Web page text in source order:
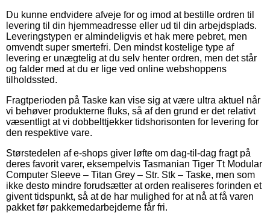
Du kunne endvidere afveje for og imod at bestille ordren til
levering til din hjemmeadresse eller ud til din arbejdsplads.
Leveringstypen er almindeligvis et hak mere pebret, men
omvendt super smertefri. Den mindst kostelige type af
levering er unægtelig at du selv henter ordren, men det står
og falder med at du er lige ved online webshoppens
tilholdssted.
Fragtperioden på Taske kan vise sig at være ultra aktuel når
vi behøver produkterne fluks, så af den grund er det relativt
væsentligt at vi dobbelttjekker tidshorisonten for levering for
den respektive vare.
Størstedelen af e-shops giver løfte om dag-til-dag fragt på
deres favorit varer, eksempelvis Tasmanian Tiger Tt Modular
Computer Sleeve – Titan Grey – Str. Stk – Taske, men som
ikke desto mindre forudsætter at orden realiseres forinden et
givent tidspunkt, så at de har mulighed for at nå at få varen
pakket før pakkemedarbejderne får fri.